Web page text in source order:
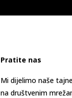
Pratite nas
Mi dijelimo naše
na društvenim